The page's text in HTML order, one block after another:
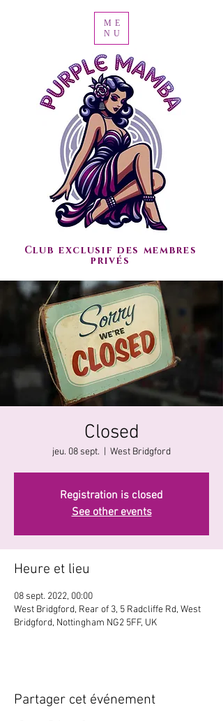
Club exclusif des membres
privés
ME
NU
Closed
jeu. 08 sept. West Bridgford
Registration is closed
See other events
Heure et lieu
08 sept. 2022, 00:00
West Bridgford, Rear of 3, 5 Radcliffe Rd, West
Bridgford, Nottingham NG2 5FF, UK
Partager cet événement